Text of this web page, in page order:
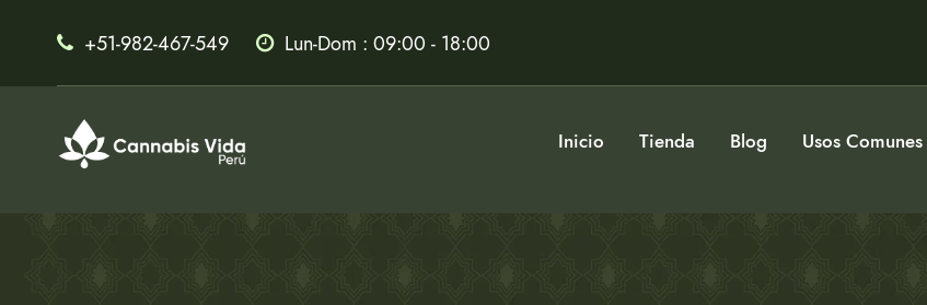
+51-982-467-549 Lun-Dom : 09:00 - 18:00
Inicio Tienda Blog Usos Comunes